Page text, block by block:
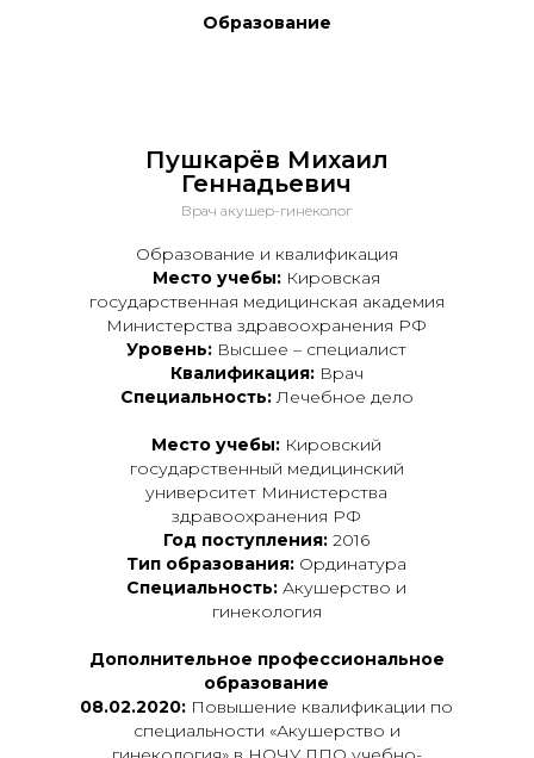
Образование
Пушкарёв Михаил
Геннадьевич
Врач акушер-гинеколог
Образование и квалификация
Место учебы: Кировская
государственная медицинская академия
Министерства здравоохранения РФ
Уровень: Высшее – специалист
Квалификация:Врач
Специальность:Лечебное дело
Место учебы: Кировский
государственный медицинский
университет Министерства
здравоохранения РФ
Год поступления: 2016
Тип образования: Ординатура
Специальность: Акушерство и
гинекология
Дополнительное профессиональное
образование
08.02.2020: Повышение квалификации по
специальности «Акушерство и